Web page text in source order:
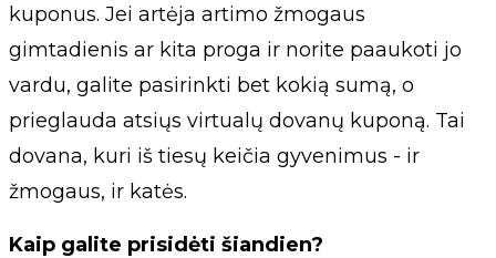
kuponus. Jei artėja artimo žmogaus
gimtadienis ar kita proga ir norite paaukoti jo
vardu, galite pasirinkti bet kokią sumą, o
prieglauda atsiųs virtualų dovanų kuponą. Tai
dovana, kuri iš tiesų keičia gyvenimus - ir
žmogaus, ir katės.
Kaip galite prisidėti šiandien?